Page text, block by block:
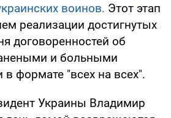
воинов. Этот этап
реализации достигнутых
договоренностей об
и больными
формате "всех на всех".
Украины Владимир